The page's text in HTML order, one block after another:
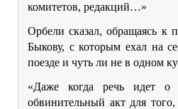
комитетов, редакций…»
Орбели сказал, обращаясь к
Быкову, с которым ехал на
поезде и чуть ли не в одном
«Даже когда речь идет о
обвинительный акт для